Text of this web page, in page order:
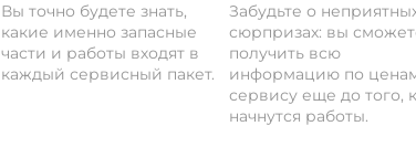
Вы точно будете знать,
какие именно запасные
части и работы входят в
каждый сервисный пакет.
Забудьте о
сюрпризах: вы
получить всю
информацию по
сервису еще до того,
начнутся работы.